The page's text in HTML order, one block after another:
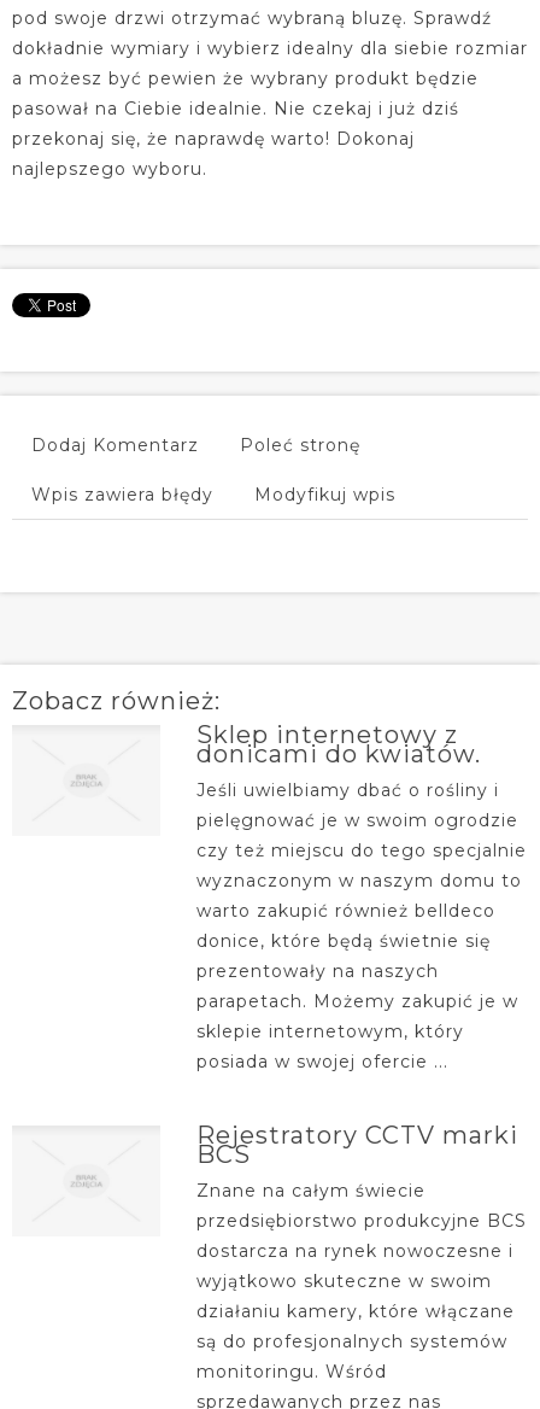
pod swoje drzwi otrzymać wybraną bluzę. Sprawdź
dokładnie wymiary i wybierz idealny dla siebie rozmiar
a możesz być pewien że wybrany produkt będzie
pasował na Ciebie idealnie. Nie czekaj i już dziś
przekonaj się, że naprawdę warto! Dokonaj
najlepszego wyboru.
Dodaj Komentarz Poleć stronę
Wpis zawiera błędy Modyfikuj wpis
Zobacz również:
Sklep internetowy z
donicami do kwiatów.
Jeśli uwielbiamy dbać o rośliny i
pielęgnować je w swoim ogrodzie
czy też miejscu do tego specjalnie
wyznaczonym w naszym domu to
warto zakupić również belldeco
donice, które będą świetnie się
prezentowały na naszych
parapetach. Możemy zakupić je w
sklepie internetowym, który
posiada w swojej ofercie ...
Rejestratory CCTV marki
BCS
Znane na całym świecie
przedsiębiorstwo produkcyjne BCS
dostarcza na rynek nowoczesne i
wyjątkowo skuteczne w swoim
działaniu kamery, które włączane
są do profesjonalnych systemów
monitoringu. Wśród
sprzedawanych przez nas